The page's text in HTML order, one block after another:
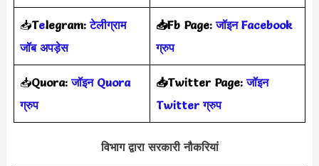
📥Telegram: टेलीग्राम
जॉब अपड़ेस
📥Fb Page:जॉइन Facebook
ग्रुप
📥Quora:जॉइन Quora
ग्रुप
📥Twitter Page:जॉइन
Twitter ग्रुप
विभाग द्वारा सरकारी नौकरियां